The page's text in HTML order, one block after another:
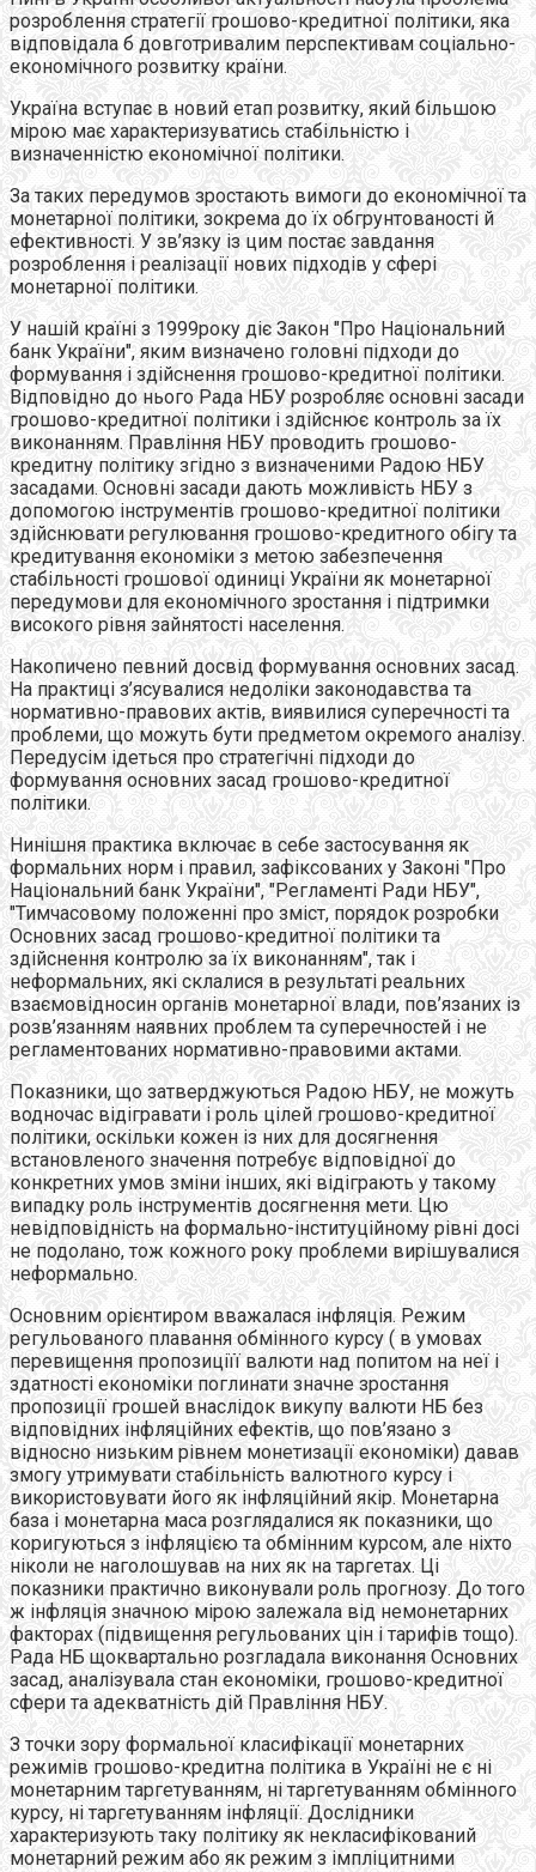
розроблення стратегії грошово-кредитної політики, яка
відповідала б довготривалим перспективам соціально-
економічного розвитку країни.
Україна вступає в новий етап розвитку, який більшою
мірою має характеризуватись стабільністю і
визначенністю економічної політики.
За таких передумов зростають вимоги до економічної та
монетарної політики, зокрема до їх обгрунтованості й
ефективності. У зв’язку із цим постає завдання
розроблення і реалізації нових підходів у сфері
монетарної політики.
У нашій країні з 1999року діє Закон "Про Національний
банк України", яким визначено головні підходи до
формування і здійснення грошово-кредитної політики.
Відповідно до нього Рада НБУ розробляє основні засади
грошово-кредитної політики і здійснює контроль за їх
виконанням. Правління НБУ проводить грошово-
кредитну політику згідно з визначеними Радою НБУ
засадами. Основні засади дають можливість НБУ з
допомогою інструментів грошово-кредитної політики
здійснювати регулювання грошово-кредитного обігу та
кредитування економіки з метою забезпечення
стабільності грошової одиниці України як монетарної
передумови для економічного зростання і підтримки
високого рівня зайнятості населення.
Накопичено певний досвід формування основних засад.
На практиці з’ясувалися недоліки законодавства та
нормативно-правових актів, виявилися суперечності та
проблеми, що можуть бути предметом окремого аналізу.
Передусім ідеться про стратегічні підходи до
формування основних засад грошово-кредитної
політики.
Нинішня практика включає в себе застосування як
формальних норм і правил, зафіксованих у Законі "Про
Національний банк України", "Регламенті Ради НБУ",
"Тимчасовому положенні про зміст, порядок розробки
Основних засад грошово-кредитної політики та
здійснення контролю за їх виконанням", так і
неформальних, які склалися в результаті реальних
взаємовідносин органів монетарної влади, пов’язаних із
розв’язанням наявних проблем та суперечностей і не
регламентованих нормативно-правовими актами.
Показники, що затверджуються Радою НБУ, не можуть
водночас відігравати і роль цілей грошово-кредитної
політики, оскільки кожен із них для досягнення
встановленого значення потребує відповідної до
конкретних умов зміни інших, які відіграють у такому
випадку роль інструментів досягнення мети. Цю
невідповідність на формально-інституційному рівні досі
не подолано, тож кожного року проблеми вирішувалися
неформально.
Основним орієнтиром вважалася інфляція. Режим
регульованого плавання обмінного курсу ( в умовах
перевищення пропозиціїї валюти над попитом на неї і
здатності економіки поглинати значне зростання
пропозиції грошей внаслідок викупу валюти НБ без
відповідних інфляційних ефектів, що пов’язано з
відносно низьким рівнем монетизації економіки) давав
змогу утримувати стабільність валютного курсу і
використовувати його як інфляційний якір. Монетарна
база і монетарна маса розглядалися як показники, що
коригуються з інфляцією та обмінним курсом, але ніхто
ніколи не наголошував на них як на таргетах. Ці
показники практично виконували роль прогнозу. До того
ж інфляція значною мірою залежала від немонетарних
факторах (підвищення регульованих цін і тарифів тощо).
Рада НБ щоквартально розгладала виконання Основних
засад, аналізувала стан економіки, грошово-кредитної
сфери та адекватність дій Правління НБУ.
З точки зору формальної класифікації монетарних
режимів грошово-кредитна політика в Україні не є ні
монетарним таргетуванням, ні таргетуванням обмінного
курсу, ні таргетуванням інфляції. Дослідники
характеризують таку політику як некласифікований
монетарний режим або як режим з імпліцитними